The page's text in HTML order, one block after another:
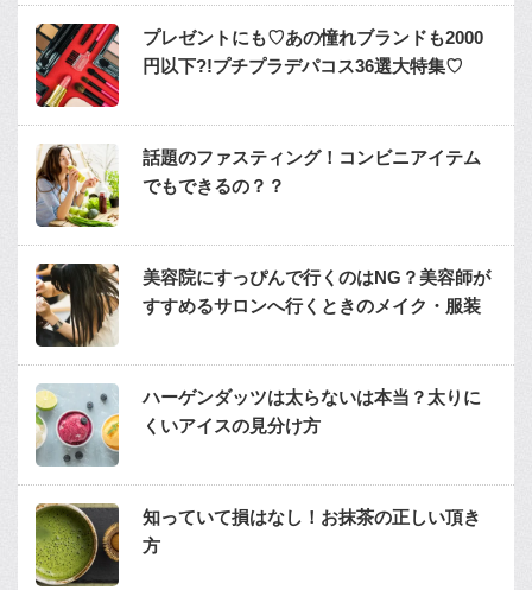
プレゼントにも♡あの憧れブランドも2000
円以下?!プチプラデパコス36選大特集♡
話題のファスティング！コンビニアイテム
でもできるの？？
美容院にすっぴんで行くのはNG？美容師が
すすめるサロンへ行くときのメイク・服装
ハーゲンダッツは太らないは本当？太りに
くいアイスの見分け方
知っていて損はなし！お抹茶の正しい頂き
方